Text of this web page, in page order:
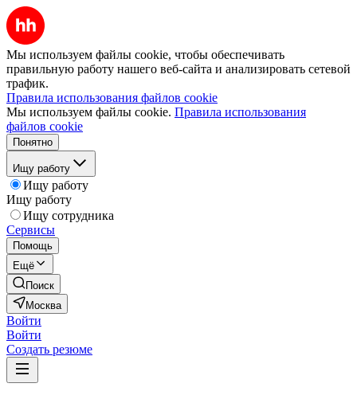
Мы используем файлы cookie, чтобы обеспечивать
правильную работу нашего веб-сайта и анализировать сетевой
трафик.
Правила использования файлов cookie
Мы используем файлы cookie. Правила использования
файлов cookie
Понятно
Ищу работу
Ищу работу
Ищу работу
Ищу сотрудника
Сервисы
Помощь
Ещё
Поиск
Москва
Войти
Войти
Создать резюме